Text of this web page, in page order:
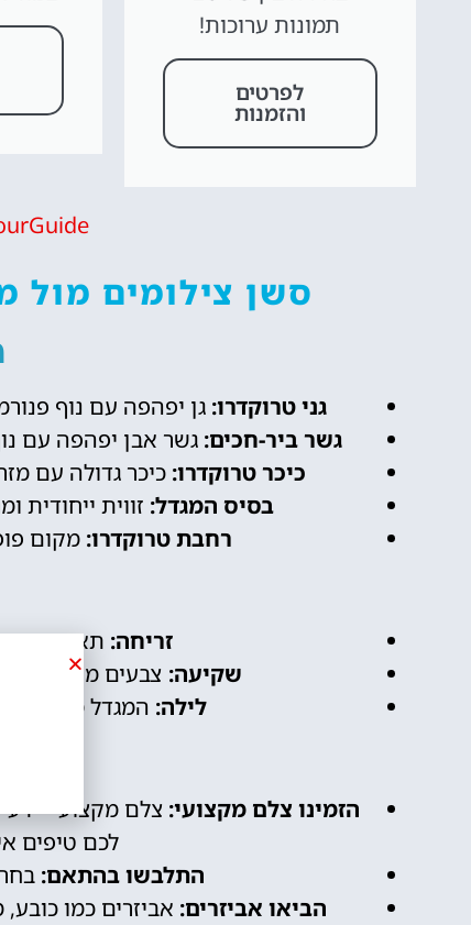
תמונות ערוכות!
לפרטים
והזמנות
סשן צילומים מול
גני טרוקדרו: גן יפהפה עם נוף
גשר ביר-חכים: גשר אבן יפהפה עם
כיכר טרוקדרו: כיכר גדולה עם
בסיס המגדל: זווית
רחבת טרוקדרו: מקום
זריחה: תאורה רכה
שקיעה: צבעים מרהיבים
לילה: המגדל מואר
הזמינו צלם מקצועי: צלם מקצועי יידע
לכם טיפים
התלבשו בהתאם:
הביאו אביזרים: אביזרים כמו
השוואת מחירים